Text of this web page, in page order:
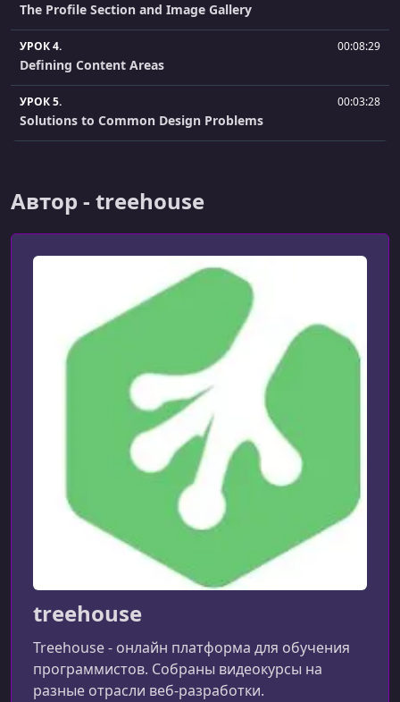
The Profile Section and Image Gallery
УРОК 4. 00:08:29
Defining Content Areas
УРОК 5. 00:03:28
Solutions to Common Design Problems
УРОК 7.
Responsive Menus
Автор - treehouse
treehouse
Treehouse - онлайн платформа для обучения
программистов. Собраны видеокурсы на
разные отрасли веб-разработки.